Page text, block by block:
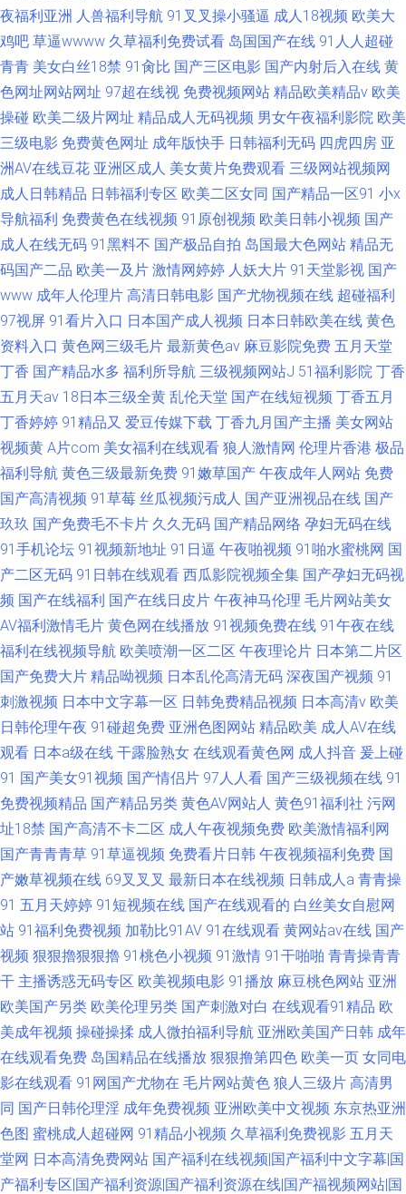
夜福利亚洲 人兽福利导航 91叉叉操小骚逼 成人18视频 欧美大
鸡吧 草逼wwww 久草福利免费试看 岛国国产在线 91人人超碰
青青 美女白丝18禁 91肏比 国产三区电影 国产内射后入在线 黄
色网址网站网址 97超在线视 免费视频网站 精品欧美精品v 欧美
操碰 欧美二级片网址 精品成人无码视频 男女午夜福利影院 欧美
三级电影 免费黄色网址 成年版快手 日韩福利无码 四虎四房 亚
洲AV在线豆花 亚洲区成人 美女黄片免费观看 三级网站视频网
成人日韩精品 日韩福利专区 欧美二区女同 国产精品一区91 小x
导航福利 免费黄色在线视频 91原创视频 欧美日韩小视频 国产
成人在线无码 91黑料不 国产极品自拍 岛国最大色网站 精品无
码国产二品 欧美一及片 激情网婷婷 人妖大片 91天堂影视 国产
www 成年人伦理片 高清日韩电影 国产尤物视频在线 超碰福利
97视屏 91看片入口 日本国产成人视频 日本日韩欧美在线 黄色
资料入口 黄色网三级毛片 最新黄色av 麻豆影院免费 五月天堂
丁香 国产精品水多 福利所导航 三级视频网站J 51福利影院 丁香
五月天av 18日本三级全黄 乱伦天堂 国产在线短视频 丁香五月
丁香婷婷 91精品又 爱豆传媒下载 丁香九月国产主播 美女网站
视频黄 A片com 美女福利在线观看 狼人激情网 伦理片香港 极品
福利导航 黄色三级最新免费 91嫩草国产 午夜成年人网站 免费
国产高清视频 91草莓 丝瓜视频污成人 国产亚洲视品在线 国产
玖玖 国产免费毛不卡片 久久无码 国产精品网络 孕妇无码在线
91手机论坛 91视频新地址 91日逼 午夜啪视频 91啪水蜜桃网 国
产二区无码 91日韩在线观看 西瓜影院视频全集 国产孕妇无码视
频 国产在线福利 国产在线日皮片 午夜神马伦理 毛片网站美女
AV福利激情毛片 黄色网在线播放 91视频免费在线 91午夜在线
福利在线视频导航 欧美喷潮一区二区 午夜理论片 日本第二片区
国产免费大片 精品呦视频 日本乱伦高清无码 深夜国产视频 91
刺激视频 日本中文字幕一区 日韩免费精品视频 日本高清v 欧美
日韩伦理午夜 91碰超免费 亚洲色图网站 精品欧美 成人AV在线
观看 日本a级在线 干露脸熟女 在线观看黄色网 成人抖音 爰上碰
91 国产美女91视频 国产情侣片 97人人看 国产三级视频在线 91
免费视频精品 国产精品另类 黄色AV网站人 黄色91福利社 污网
址18禁 国产高清不卡二区 成人午夜视频免费 欧美激情福利网
国产青青青草 91草逼视频 免费看片日韩 午夜视频福利免费 国
产嫩草视频在线 69叉叉叉 最新日本在线视频 日韩成人a 青青操
91 五月天婷婷 91短视频在线 国产在线观看的 白丝美女自慰网
站 91福利免费视频 加勒比91AV 91在线观看 黄网站av在线 国产
视频 狠狠擼狠狠擼 91桃色小视频 91激情 91干啪啪 青青操青青
干 主播诱惑无码专区 欧美视频电影 91播放 麻豆桃色网站 亚洲
欧美国产另类 欧美伦理另类 国产刺激对白 在线观看91精品 欧
美成年视频 操碰操揉 成人微拍福利导航 亚洲欧美国产日韩 成年
在线观看免费 岛国精品在线播放 狠狠撸第四色 欧美一页 女同电
影在线观看 91网国产尤物在 毛片网站黄色 狼人三级片 高清男
同 国产日韩伦理淫 成年免费视频 亚洲欧美中文视频 东京热亚洲
色图 蜜桃成人超碰网 91精品小视频 久草福利免费视影 五月天
堂网 日本高清免费网站 国产福利在线视频|国产福利中文字幕|国
产福利专区|国产福利资源|国产福利资源在线|国产福视频网站|国